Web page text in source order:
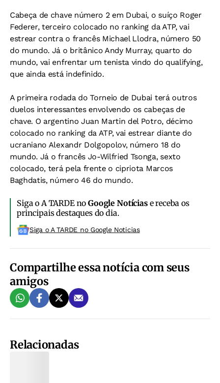
Cabeça de chave número 2 em Dubai, o suíço Roger
Federer, terceiro colocado no ranking da ATP, vai
estrear contra o francês Michael Llodra, número 50
do mundo. Já o britânico Andy Murray, quarto do
mundo, vai enfrentar um tenista vindo do qualifying,
que ainda está indefinido.
A primeira rodada do Torneio de Dubai terá outros
duelos interessantes envolvendo os cabeças de
chave. O argentino Juan Martin del Potro, décimo
colocado no ranking da ATP, vai estrear diante do
ucraniano Alexandr Dolgopolov, número 18 do
mundo. Já o francês Jo-Wilfried Tsonga, sexto
colocado, terá pela frente o cipriota Marcos
Baghdatis, número 46 do mundo.
Siga o A TARDE noGoogle Notíciase receba os
principais destaques do dia.
Siga o A TARDE no Google Noticias
Compartilhe essa notícia com seus
amigos
Relacionadas